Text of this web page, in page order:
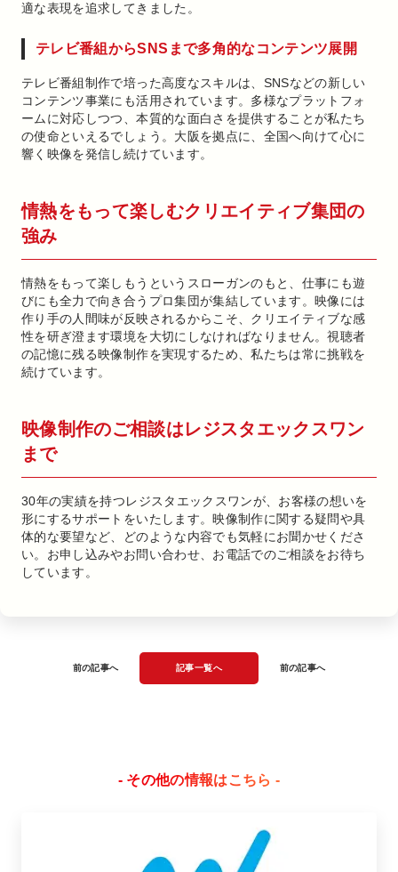
適な表現を追求してきました。
テレビ番組からSNSまで多角的なコンテンツ展開
テレビ番組制作で培った高度なスキルは、SNSなどの新しい
コンテンツ事業にも活用されています。多様なプラットフォ
ームに対応しつつ、本質的な面白さを提供することが私たち
の使命といえるでしょう。大阪を拠点に、全国へ向けて心に
響く映像を発信し続けています。
情熱をもって楽しむクリエイティブ集団の
強み
情熱をもって楽しもうというスローガンのもと、仕事にも遊
びにも全力で向き合うプロ集団が集結しています。映像には
作り手の人間味が反映されるからこそ、クリエイティブな感
性を研ぎ澄ます環境を大切にしなければなりません。視聴者
の記憶に残る映像制作を実現するため、私たちは常に挑戦を
続けています。
映像制作のご相談はレジスタエックスワン
まで
30年の実績を持つレジスタエックスワンが、お客様の想いを
形にするサポートをいたします。映像制作に関する疑問や具
体的な要望など、どのような内容でも気軽にお聞かせくださ
い。お申し込みやお問い合わせ、お電話でのご相談をお待ち
しています。
前の記事へ 記事一覧へ 前の記事へ
- その他の情報はこちら -